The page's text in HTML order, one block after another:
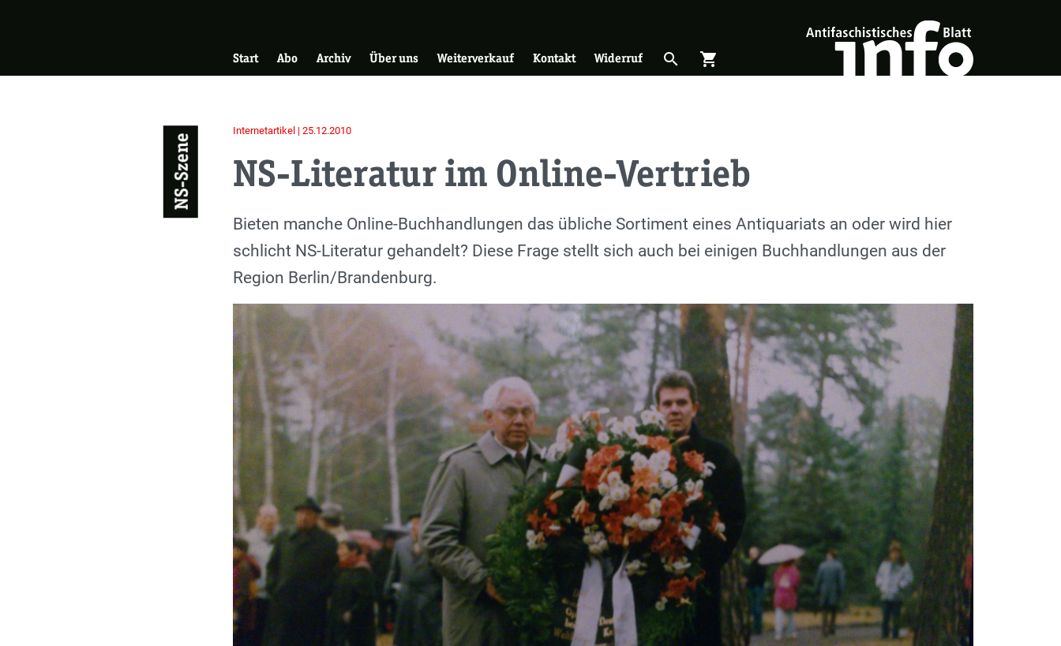
Hauptnavigation
Start Abo Archiv Über uns Weiterverkauf Kontakt Widerruf Suche öffnen
search Warenkorb öffnen
shopping_cart
NS-Szene
Internetartikel | 25.12.2010
NS-Literatur im Online-Vertrieb
Einleitung
Bieten manche Online-Buchhandlungen das übliche Sortiment eines Antiquariats an oder wird hier
schlicht NS-Literatur gehandelt? Diese Frage stellt sich auch bei einigen Buchhandlungen aus der
Region Berlin/Brandenburg.